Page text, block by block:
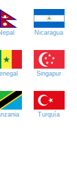
Nicaragua
Singapur
Turquía